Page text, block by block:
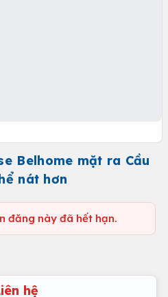
Belhome mặt ra Cầu
nát hơn
đăng này đã hết hạn.
hệ